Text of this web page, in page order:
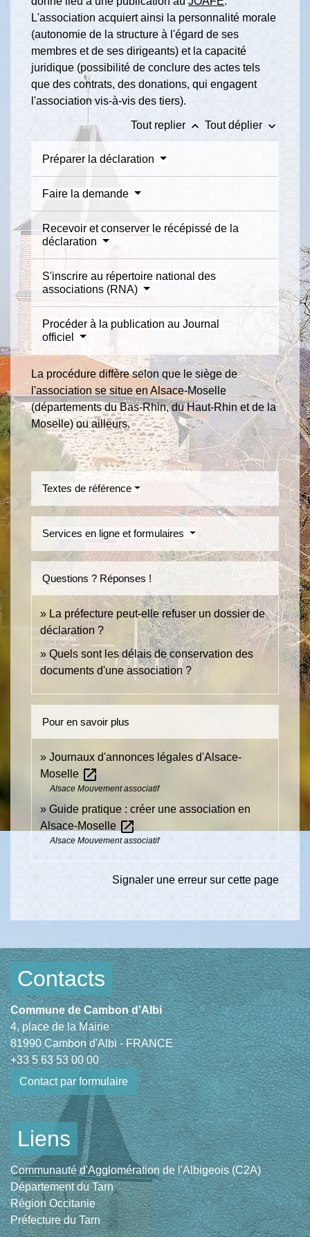
L'association acquiert ainsi la personnalité morale
(autonomie de la structure à l'égard de ses
membres et de ses dirigeants) et la capacité
juridique (possibilité de conclure des actes tels
que des contrats, des donations, qui engagent
l'association vis-à-vis des tiers).
Tout replier keyboard_arrow_up Tout déplier keyboard_arrow_down
Préparer la déclaration
Faire la demande
Recevoir et conserver le récépissé de la
déclaration
S'inscrire au répertoire national des
associations (RNA)
Procéder à la publication au Journal
officiel
La procédure diffère selon que le siège de
l'association se situe en Alsace-Moselle
(départements du Bas-Rhin, du Haut-Rhin et de la
Moselle) ou ailleurs.
Textes de référence
Services en ligne et formulaires
Questions ? Réponses !
La préfecture peut-elle refuser un dossier de
déclaration ?
Quels sont les délais de conservation des
documents d'une association ?
Pour en savoir plus
Journaux d'annonces légales d'Alsace-
Moselle open_in_new
Alsace Mouvement associatif
Guide pratique : créer une association en
Alsace-Moselle open_in_new
Alsace Mouvement associatif
Signaler une erreur sur cette page
Contacts
Commune de Cambon d'Albi
4, place de la Mairie
81990 Cambon d'Albi - FRANCE
+33 5 63 53 00 00
Contact par formulaire
Liens
Communauté d'Agglomération de l'Albigeois (C2A)
Département du Tarn
Région Occitanie
Préfecture du Tarn